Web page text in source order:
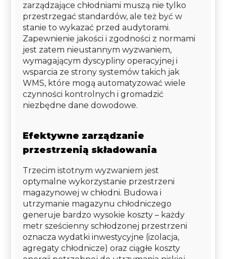
zarządzające chłodniami muszą nie tylko
przestrzegać standardów, ale też być w
stanie to wykazać przed audytorami.
Zapewnienie jakości i zgodności z normami
jest zatem nieustannym wyzwaniem,
wymagającym dyscypliny operacyjnej i
wsparcia ze strony systemów takich jak
WMS, które mogą automatyzować wiele
czynności kontrolnych i gromadzić
niezbędne dane dowodowe.
Efektywne zarządzanie
przestrzenią składowania
Trzecim istotnym wyzwaniem jest
optymalne wykorzystanie przestrzeni
magazynowej w chłodni. Budowa i
utrzymanie magazynu chłodniczego
generuje bardzo wysokie koszty – każdy
metr sześcienny schłodzonej przestrzeni
oznacza wydatki inwestycyjne (izolacja,
agregaty chłodnicze) oraz ciągłe koszty